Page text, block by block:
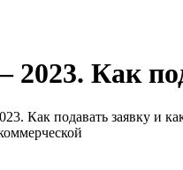
Как
Как подавать заявку и